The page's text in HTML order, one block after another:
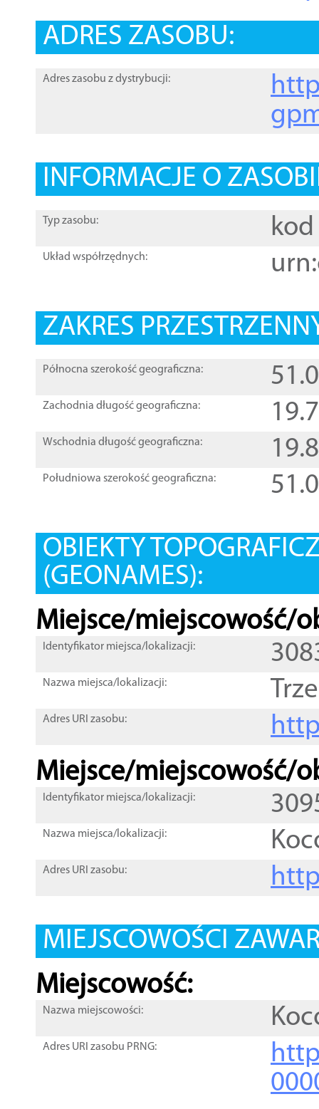
ADRES ZASOBU:
Adres zasobu z dystrybucji:
INFORMACJE O
Typ zasobu: kod
Układ współrzędnych:
ZAKRES
Północna szerokość geograficzna:
Zachodnia długość geograficzna:
Wschodnia długość geograficzna:
Południowa szerokość geograficzna:
OBIEKTY
(GEONAMES):
Miejsce/miejscowość/
Identyfikator miejsca/lokalizacji:
Nazwa miejsca/lokalizacji:
Adres URI zasobu:
Miejsce/miejscowość/
Identyfikator miejsca/lokalizacji:
Nazwa miejsca/lokalizacji:
Adres URI zasobu:
MIEJSCOWOŚCI
Miejscowość:
Nazwa miejscowości:
Adres URI zasobu PRNG: